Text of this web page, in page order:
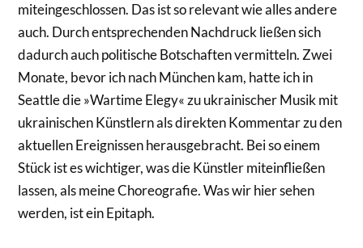
miteingeschlossen. Das ist so relevant wie alles andere
auch. Durch entsprechenden Nachdruck ließen sich
dadurch auch politische Botschaften vermitteln. Zwei
Monate, bevor ich nach München kam, hatte ich in
Seattle die »Wartime Elegy« zu ukrainischer Musik mit
ukrainischen Künstlern als direkten Kommentar zu den
aktuellen Ereignissen herausgebracht. Bei so einem
Stück ist es wichtiger, was die Künstler miteinfließen
lassen, als meine Choreografie. Was wir hier sehen
werden, ist ein Epitaph.